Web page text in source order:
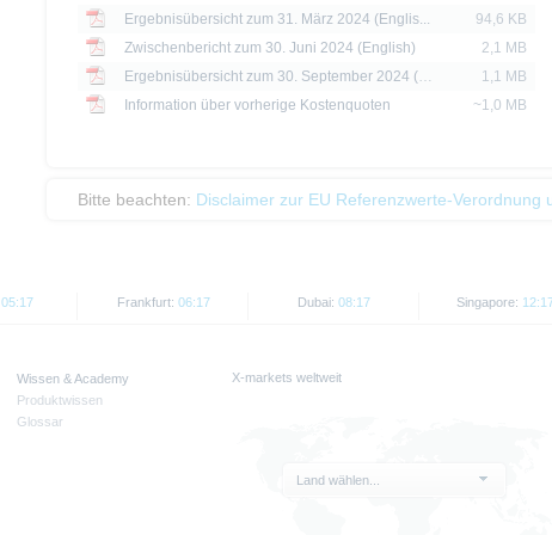
Ergebnisübersicht zum 31. März 2024 (Englis...
94,6 KB
Zwischenbericht zum 30. Juni 2024 (English)
2,1 MB
Ergebnisübersicht zum 30. September 2024 (E...
1,1 MB
Information über vorherige Kostenquoten
~1,0 MB
Bitte beachten: Disclaimer zur EU Referenzwerte-Verordnung
05:17 Frankfurt: 06:17 Dubai: 08:17 Singapore:
Wissen & Academy
Produktwissen
Glossar
X-markets weltweit
Land wählen...